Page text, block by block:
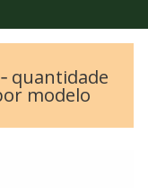
quantidade
modelo